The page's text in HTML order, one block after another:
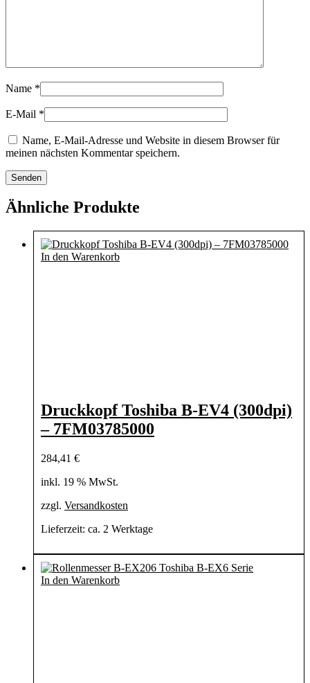
Name *
E-Mail *
Name, E-Mail-Adresse und Website in diesem Browser für
meinen nächsten Kommentar speichern.
Ähnliche Produkte
In den Warenkorb
Druckkopf Toshiba B-EV4 (300dpi)
– 7FM03785000
284,41 €
inkl. 19 % MwSt.
zzgl. Versandkosten
Lieferzeit: ca. 2 Werktage
In den Warenkorb